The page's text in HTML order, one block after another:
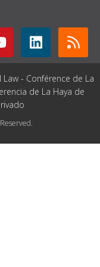
- Conférence de La
de La Haya de